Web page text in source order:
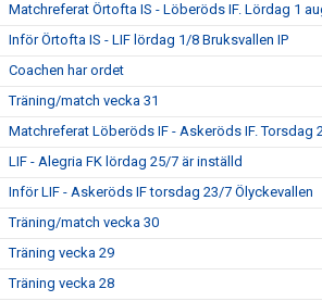
Matchreferat Örtofta IS - Löberöds IF. Lördag 1
Inför Örtofta IS - LIF lördag 1/8 Bruksvallen IP
Coachen har ordet
Träning/match vecka 31
Matchreferat Löberöds IF - Askeröds IF. Torsdag
LIF - Alegria FK lördag 25/7 är inställd
Inför LIF - Askeröds IF torsdag 23/7 Ölyckevallen
Träning/match vecka 30
Träning vecka 29
Träning vecka 28